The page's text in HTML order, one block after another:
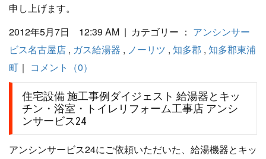
申し上げます。
2012年5月7日 12:39 AM | カテゴリー ： アンシンサー
ビス名古屋店 , ガス給湯器 , ノーリツ , 知多郡 , 知多郡東浦
町 ｜ コメント（0）
住宅設備 施工事例ダイジェスト 給湯器とキッ
チン・浴室・トイレリフォーム工事店 アンシ
ンサービス24
アンシンサービス24にご依頼いただいた、給湯機器とキッ